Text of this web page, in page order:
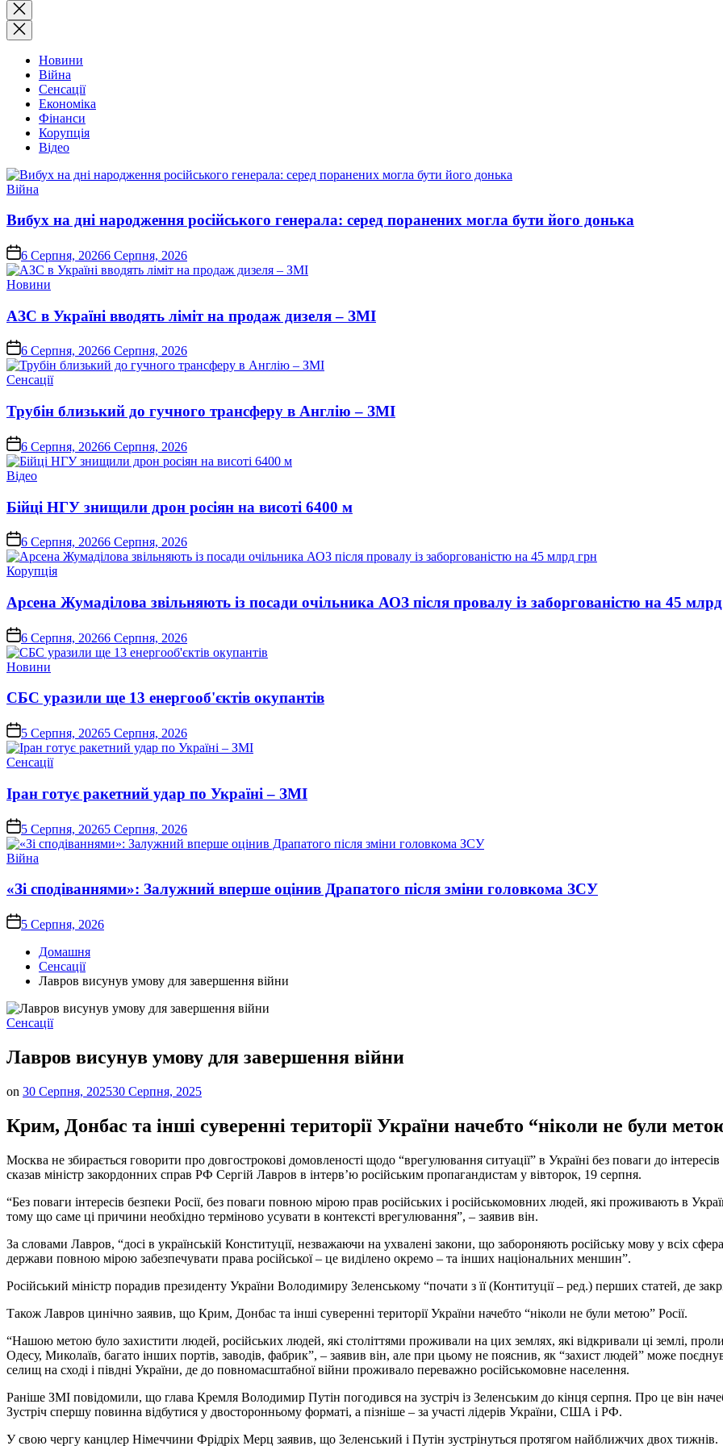
Закрити
пошук
Новини
Війна
Сенсації
Економіка
Фінанси
Корупція
Відео
Опублікувати
Війна
Вибух на дні народження російського генерала: серед поранених могла бути його донька
on6 Серпня, 20266 Серпня, 2026
Опублікувати
Новини
АЗС в Україні вводять ліміт на продаж дизеля – ЗМІ
on6 Серпня, 20266 Серпня, 2026
Опублікувати
Сенсації
Трубін близький до гучного трансферу в Англію – ЗМІ
on6 Серпня, 20266 Серпня, 2026
Опублікувати
Відео
Бійці НГУ знищили дрон росіян на висоті 6400 м
on6 Серпня, 20266 Серпня, 2026
Опублікувати
Корупція
Арсена Жумаділова звільняють із посади очільника АОЗ після провалу із заборгованістю на 45
on6 Серпня, 20266 Серпня, 2026
Опублікувати
Новини
СБС уразили ще 13 енергооб'єктів окупантів
on 5 Серпня, 20265 Серпня, 2026
Опублікувати
Сенсації
Іран готує ракетний удар по Україні – ЗМІ
on 5 Серпня, 20265 Серпня, 2026
Опублікувати
Війна
«Зі сподіваннями»: Залужний вперше оцінив Драпатого після зміни головкома ЗСУ
on 5 Серпня, 2026
Домашня
Сенсації
Лавров висунув умову для завершення війни
Опублікувати
Сенсації
Лавров висунув умову для завершення війни
on 30 Серпня, 202530 Серпня, 2025
Крим, Донбас та інші суверенні території України начебто “ніколи не були
Москва не збирається говорити про довгострокові домовленості щодо “врегулювання ситуації” в Україні без поваги до
сказав міністр закордонних справ РФ Сергій Лавров в інтерв’ю російським пропагандистам у вівторок, 19 серпня.
“Без поваги інтересів безпеки Росії, без поваги повною мірою прав російських і російськомовних людей, які проживають в
тому що саме ці причини необхідно терміново усувати в контексті врегулювання”, – заявив він.
За словами Лавров, “досі в українській Конституції, незважаючи на ухвалені закони, що забороняють російську мову у всіх
держави повною мірою забезпечувати права російської – це виділено окремо – та інших національних меншин”.
Російський міністр порадив президенту України Володимиру Зеленському “почати з її (Контитуції – ред.) перших статей, де
Також Лавров цинічно заявив, що Крим, Донбас та інші суверенні території України начебто “ніколи не були метою” Росії.
“Нашою метою було захистити людей, російських людей, які століттями проживали на цих землях, які відкривали ці землі,
Одесу, Миколаїв, багато інших портів, заводів, фабрик”, – заявив він, але при цьому не пояснив, як “захист людей” може
селищ на сході і півдні України, де до повномасштабної війни проживало переважно російськомовне населення.
Раніше ЗМІ повідомили, що глава Кремля Володимир Путін погодився на зустріч із Зеленським до кінця серпня. Про це він
Зустріч спершу повинна відбутися у двосторонньому форматі, а пізніше – за участі лідерів України, США і РФ.
У свою чергу канцлер Німеччини Фрідріх Мерц заявив, що Зеленський і Путін зустрінуться протягом найближчих двох тижнів.